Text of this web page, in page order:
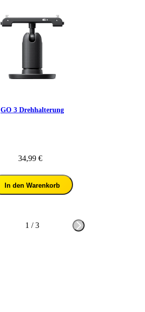
GO 3 Drehhalterung
34,99 €
In den Warenkorb
1 /3